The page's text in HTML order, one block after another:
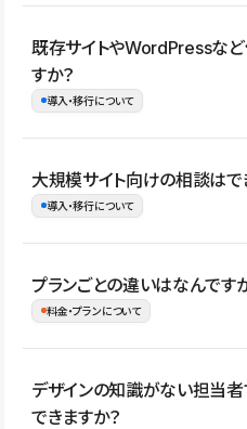
コーポレートサイト、サービス
グ・メディア、イベントサイト
ォリオなど幅広く制作できます。
既存サイトやWordPressな
すか？
導入・移行について
はい。既存サイトの構成やコンテ
Studio上に再構築する形で移行
イト全体のデザインや設定がその
め、移行後にページ構成やデザイ
大規模サイト向けの相談はで
導入・移行について
はい。アクセス規模が大きいサイ
理、セキュリティ確認、既存シ
ない段階でも、お問い合わせくだ
お問合せはこちら
プランごとの違いはなんです
料金・プランについて
公開ページ数、バージョン履歴の
管理の有無などがプランごとに
デザインの知識がない担当者
できますか？